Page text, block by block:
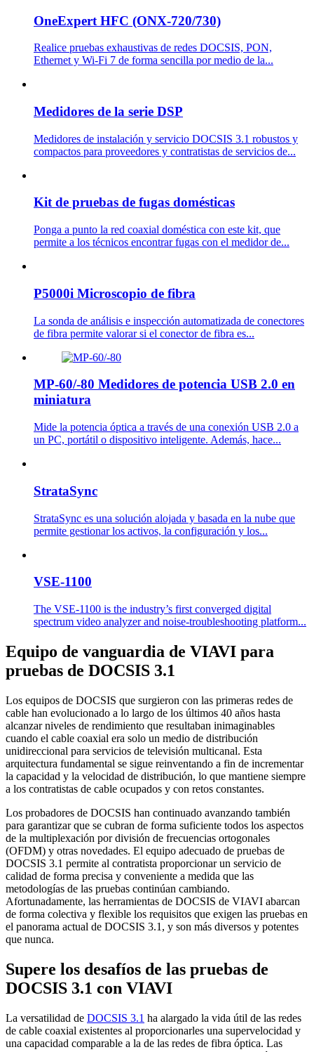
OneExpert HFC (ONX-720/730)
Realice pruebas exhaustivas de redes DOCSIS, PON,
Ethernet y Wi-Fi 7 de forma sencilla por medio de la...
Medidores de la serie DSP
Medidores de instalación y servicio DOCSIS 3.1 robustos y
compactos para proveedores y contratistas de servicios de...
Kit de pruebas de fugas domésticas
Ponga a punto la red coaxial doméstica con este kit, que
permite a los técnicos encontrar fugas con el medidor de...
P5000i Microscopio de fibra
La sonda de análisis e inspección automatizada de conectores
de fibra permite valorar si el conector de fibra es...
MP-60/-80 Medidores de potencia USB 2.0 en
miniatura
Mide la potencia óptica a través de una conexión USB 2.0 a
un PC, portátil o dispositivo inteligente. Además, hace...
StrataSync
StrataSync es una solución alojada y basada en la nube que
permite gestionar los activos, la configuración y los...
VSE-1100
The VSE-1100 is the industry’s first converged digital
spectrum video analyzer and noise-troubleshooting platform...
Equipo de vanguardia de VIAVI para
pruebas de DOCSIS 3.1
Los equipos de DOCSIS que surgieron con las primeras redes de
cable han evolucionado a lo largo de los últimos 40 años hasta
alcanzar niveles de rendimiento que resultaban inimaginables
cuando el cable coaxial era solo un medio de distribución
unidireccional para servicios de televisión multicanal. Esta
arquitectura fundamental se sigue reinventando a fin de incrementar
la capacidad y la velocidad de distribución, lo que mantiene siempre
a los contratistas de cable ocupados y con retos constantes.
Los probadores de DOCSIS han continuado avanzando también
para garantizar que se cubran de forma suficiente todos los aspectos
de la multiplexación por división de frecuencias ortogonales
(OFDM) y otras novedades. El equipo adecuado de pruebas de
DOCSIS 3.1 permite al contratista proporcionar un servicio de
calidad de forma precisa y conveniente a medida que las
metodologías de las pruebas continúan cambiando.
Afortunadamente, las herramientas de DOCSIS de VIAVI abarcan
de forma colectiva y flexible los requisitos que exigen las pruebas en
el panorama actual de DOCSIS 3.1, y son más diversos y potentes
que nunca.
Supere los desafíos de las pruebas de
DOCSIS 3.1 con VIAVI
La versatilidad de DOCSIS 3.1 ha alargado la vida útil de las redes
de cable coaxial existentes al proporcionarles una supervelocidad y
una capacidad comparable a la de las redes de fibra óptica. Las